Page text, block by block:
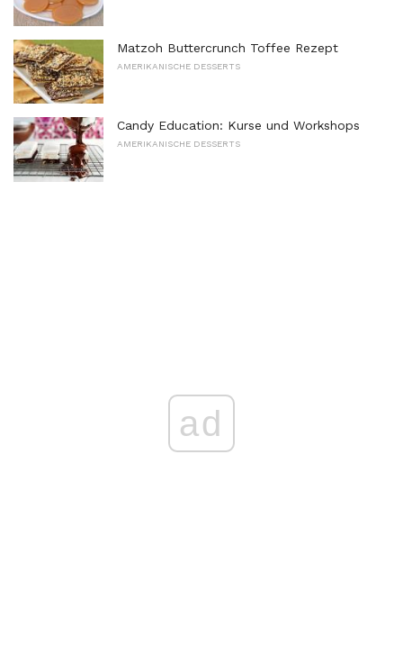
Matzoh Buttercrunch Toffee Rezept
AMERIKANISCHE DESSERTS
Candy Education: Kurse und Workshops
AMERIKANISCHE DESSERTS
ad